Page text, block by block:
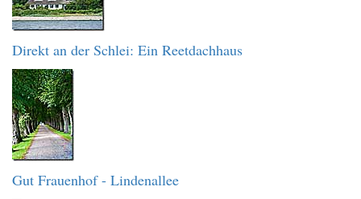
Direkt an der Schlei: Ein Reetdachhaus
Gut Frauenhof - Lindenallee